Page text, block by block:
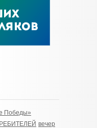
Победы»
вечер